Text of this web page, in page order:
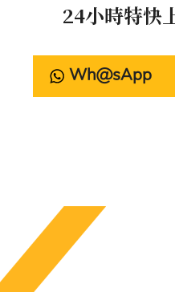
24小時特快
WhatsApp